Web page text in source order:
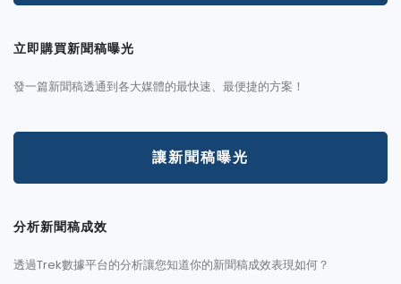
立即購買新聞稿曝光
發一篇新聞稿透通到各大媒體的最快速、最便捷的方案！
讓新聞稿曝光
分析新聞稿成效
透過Trek數據平台的分析讓您知道你的新聞稿成效表現如何？